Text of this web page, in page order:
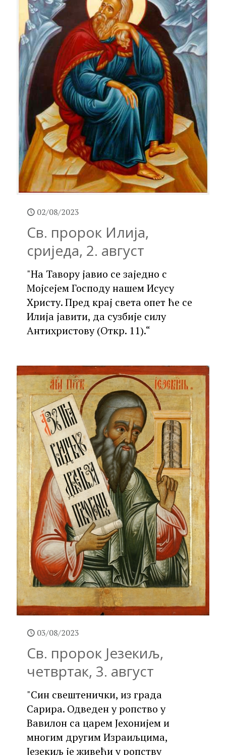
02/08/2023
Св. пророк Илија,
сриједа, 2. август
"На Тавору јавио се заједно с
Мојсејем Господу нашем Исусу
Христу. Пред крај света опет ће се
Илија јавити, да сузбије силу
Антихристову (Откр. 11).“
03/08/2023
Св. пророк Језекиљ,
четвртак, 3. август
"Син свештенички, из града
Сарира. Одведен у ропство у
Вавилон са царем Јехонијем и
многим другим Израиљцима,
Језекиљ је живећи у ропству